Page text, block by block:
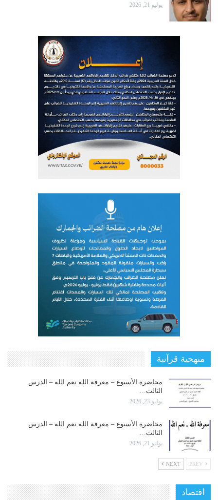
يوليو 21, 2026
منهجية قرآنية
محاضرة الأسبوع – معرفة الله نعم الله – الدرس
الثالث…
يوليو 23, 2026
محاضرة الأسبوع – معرفة الله نعم الله – الدرس
الثالث…
يوليو 21, 2026
NEXT
اقتصاد